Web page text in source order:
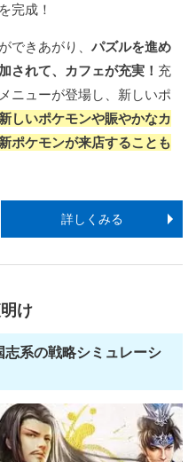
完成！
できあがり、 パズルを進め
されて、カフェが充実！ 充
ニューが登場し、新しいポ
しいポケモンや賑やかなカ
ポケモンが来店することも
詳しくみる
け
系の戦略シミュレーシ